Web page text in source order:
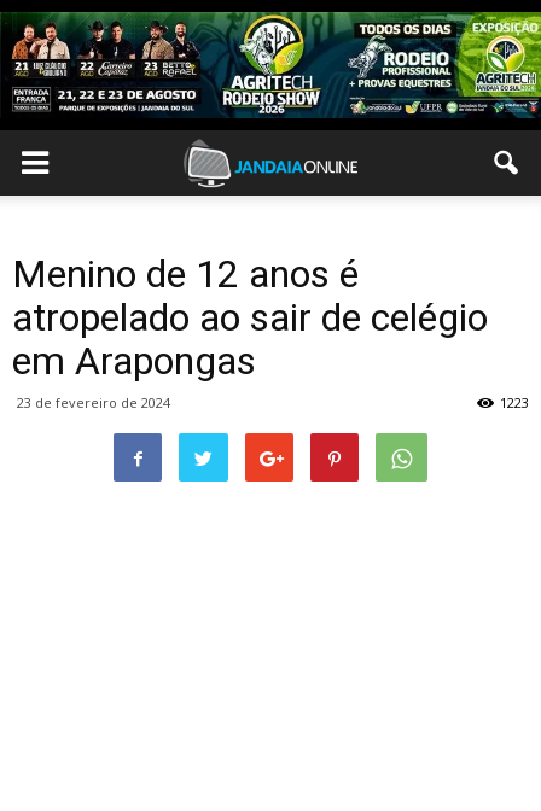
Menino de 12 anos é
atropelado ao sair de celégio
em Arapongas
23 de fevereiro de 2024 1223